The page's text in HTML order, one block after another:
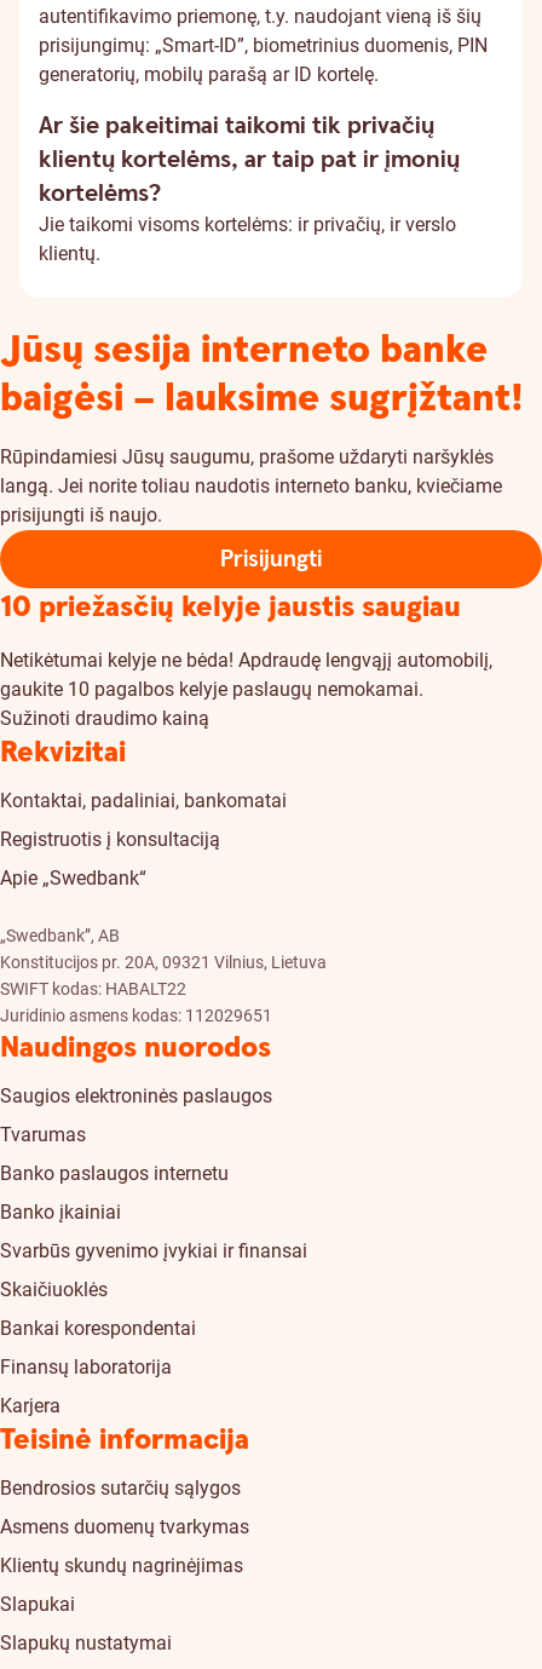
autentifikavimo priemonę, t.y. naudojant vieną iš šių
prisijungimų: „Smart-ID”, biometrinius duomenis, PIN
generatorių, mobilų parašą ar ID kortelę.
Ar šie pakeitimai taikomi tik privačių
klientų kortelėms, ar taip pat ir įmonių
kortelėms?
Jie taikomi visoms kortelėms: ir privačių, ir verslo
klientų.
Jūsų sesija interneto banke
baigėsi – lauksime sugrįžtant!
Rūpindamiesi Jūsų saugumu, prašome uždaryti naršyklės
langą. Jei norite toliau naudotis interneto banku, kviečiame
prisijungti iš naujo.
Prisijungti
10 priežasčių kelyje jaustis saugiau
Netikėtumai kelyje ne bėda! Apdraudę lengvąjį automobilį,
gaukite 10 pagalbos kelyje paslaugų nemokamai.
Sužinoti draudimo kainą
Rekvizitai
Kontaktai, padaliniai, bankomatai
Registruotis į konsultaciją
Apie „Swedbank“
„Swedbank”, AB
Konstitucijos pr. 20A, 09321 Vilnius, Lietuva
SWIFT kodas: HABALT22
Juridinio asmens kodas: 112029651
Naudingos nuorodos
Saugios elektroninės paslaugos
Tvarumas
Banko paslaugos internetu
Banko įkainiai
Svarbūs gyvenimo įvykiai ir finansai
Skaičiuoklės
Bankai korespondentai
Finansų laboratorija
Karjera
Teisinė informacija
Bendrosios sutarčių sąlygos
Asmens duomenų tvarkymas
Klientų skundų nagrinėjimas
Slapukai
Slapukų nustatymai